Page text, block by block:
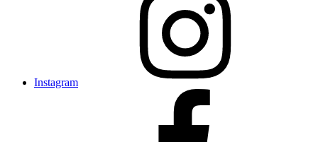
Instagram